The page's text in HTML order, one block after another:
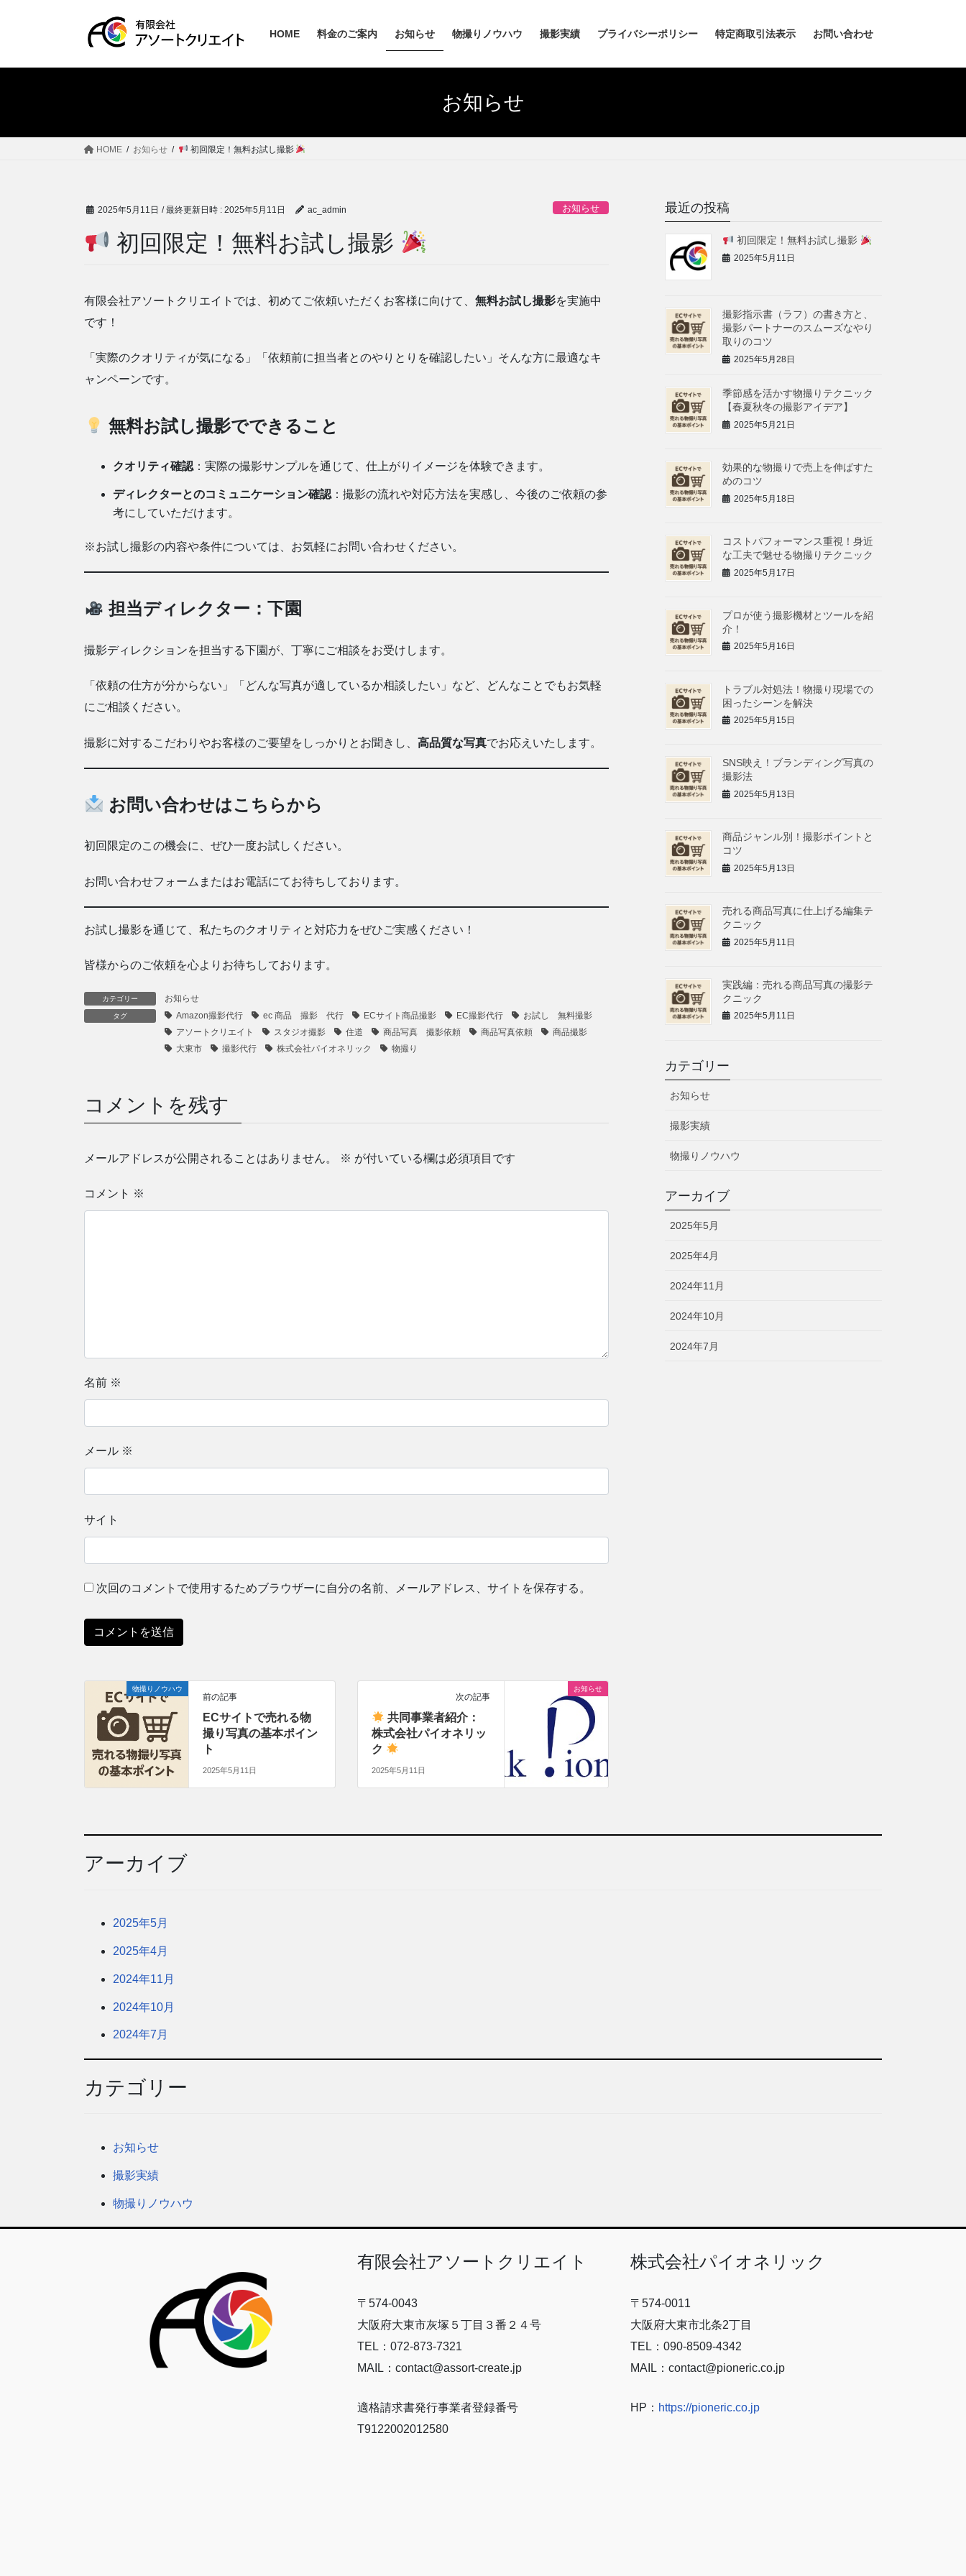
HOME 料金のご案内 お知らせ 物撮りノウハウ 撮影実績 プライバシーポリシー 特定商取引法表示 お問い合わせ
お知らせ
HOME お知らせ 初回限定！無料お試し撮影
2025年5月11日 / 最終更新日時 : 2025年5月11日 ac_admin お知らせ
初回限定！無料お試し撮影
有限会社アソートクリエイトでは、初めてご依頼いただくお客様に向けて、 無料お試し撮影を実施中
です！
「実際のクオリティが気になる」「依頼前に担当者とのやりとりを確認したい」そんな方に最適なキ
ャンペーンです。
無料お試し撮影でできること
クオリティ確認 ：実際の撮影サンプルを通じて、仕上がりイメージを体験できます。
ディレクターとのコミュニケーション確認 ：撮影の流れや対応方法を実感し、今後のご依頼の参
考にしていただけます。
※お試し撮影の内容や条件については、お気軽にお問い合わせください。
担当ディレクター：下園
撮影ディレクションを担当する下園が、丁寧にご相談をお受けします。
「依頼の仕方が分からない」「どんな写真が適しているか相談したい」など、どんなことでもお気軽
にご相談ください。
撮影に対するこだわりやお客様のご要望をしっかりとお聞きし、 高品質な写真でお応えいたします。
お問い合わせはこちらから
初回限定のこの機会に、ぜひ一度お試しください。
お問い合わせフォームまたはお電話にてお待ちしております。
お試し撮影を通じて、私たちのクオリティと対応力をぜひご実感ください！
皆様からのご依頼を心よりお待ちしております。
カテゴリー お知らせ
タグ Amazon撮影代行 ec 商品 撮影 代行 ECサイト商品撮影 EC撮影代行
お試し 無料撮影
アソートクリエイト
スタジオ撮影 住道 商品写真 撮影依頼 商品写真依頼
商品撮影
大東市
撮影代行 株式会社パイオネリック 物撮り
コメントを残す
メールアドレスが公開されることはありません。 ※ が付いている欄は必須項目です
コメント ※
名前 ※
メール ※
サイト
次回のコメントで使用するためブラウザーに自分の名前、メールアドレス、サイトを保存する。
物撮りノウハウ
前の記事
ECサイトで売れる物
撮り写真の基本ポイン
ト
2025年5月11日
お知らせ
次の記事
共同事業者紹介：
株式会社パイオネリッ
ク
2025年5月11日
最近の投稿
初回限定！無料お試し撮影
2025年5月11日
撮影指示書（ラフ）の書き方と、
撮影パートナーのスムーズなやり
取りのコツ
2025年5月28日
季節感を活かす物撮りテクニック
【春夏秋冬の撮影アイデア】
2025年5月21日
効果的な物撮りで売上を伸ばすた
めのコツ
2025年5月18日
コストパフォーマンス重視！身近
な工夫で魅せる物撮りテクニック
2025年5月17日
プロが使う撮影機材とツールを紹
介！
2025年5月16日
トラブル対処法！物撮り現場での
困ったシーンを解決
2025年5月15日
SNS映え！ブランディング写真の
撮影法
2025年5月13日
商品ジャンル別！撮影ポイントと
コツ
2025年5月13日
売れる商品写真に仕上げる編集テ
クニック
2025年5月11日
実践編：売れる商品写真の撮影テ
クニック
2025年5月11日
カテゴリー
お知らせ
撮影実績
物撮りノウハウ
アーカイブ
2025年5月
2025年4月
2024年11月
2024年10月
2024年7月
アーカイブ
2025年5月
2025年4月
2024年11月
2024年10月
2024年7月
カテゴリー
お知らせ
撮影実績
物撮りノウハウ
有限会社アソートクリエイト
〒574-0043
大阪府大東市灰塚５丁目３番２４号
TEL：072-873-7321
MAIL：contact@assort-create.jp
適格請求書発行事業者登録番号
T9122002012580
株式会社パイオネリック
〒574-0011
大阪府大東市北条2丁目
TEL：090-8509-4342
MAIL：contact@pioneric.co.jp
HP： https://pioneric.co.jp